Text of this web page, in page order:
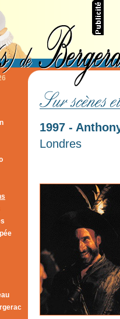
1997 -
Londres